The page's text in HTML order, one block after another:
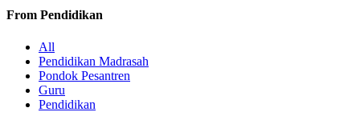
From Pendidikan
All
Pendidikan Madrasah
Pondok Pesantren
Guru
Pendidikan